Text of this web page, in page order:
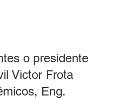
o presidente
Victor Frota
Eng.